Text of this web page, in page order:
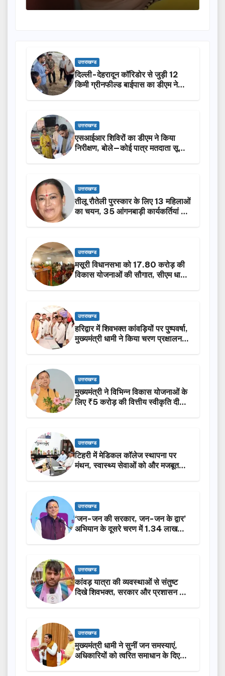
उत्तराखण्ड
दिल्ली-देहरादून कॉरिडोर से जुड़ी 12
किमी ग्रीनफील्ड बाईपास का डीएम ने
उत्तराखण्ड
एसआईआर शिविरों का डीएम ने किया
निरीक्षण, बोले—कोई पात्र मतदाता सूची
उत्तराखण्ड
तीलू रौतेली पुरस्कार के लिए 13 महिलाओं
का चयन, 35 आंगनबाड़ी कार्यकर्तियां भी
उत्तराखण्ड
मसूरी विधानसभा को 17.80 करोड़ की
विकास योजनाओं की सौगात, सीएम धामी
उत्तराखण्ड
हरिद्वार में शिवभक्त कांवड़ियों पर पुष्पवर्षा,
मुख्यमंत्री धामी ने किया चरण प्रक्षालन…
उत्तराखण्ड
मुख्यमंत्री ने विभिन्न विकास योजनाओं के
लिए ₹5 करोड़ की वित्तीय स्वीकृति दी…
उत्तराखण्ड
टिहरी में मेडिकल कॉलेज स्थापना पर
मंथन, स्वास्थ्य सेवाओं को और मजबूत
उत्तराखण्ड
‘जन-जन की सरकार, जन-जन के द्वार’
अभियान के दूसरे चरण में 1.34 लाख
उत्तराखण्ड
कांवड़ यात्रा की व्यवस्थाओं से संतुष्ट
दिखे शिवभक्त, सरकार और प्रशासन की
उत्तराखण्ड
मुख्यमंत्री धामी ने सुनीं जन समस्याएं,
अधिकारियों को त्वरित समाधान के दिए